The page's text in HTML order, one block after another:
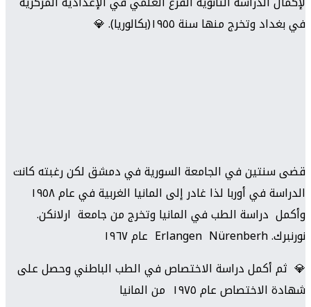
في بغداد وتخرج منها سنة ١٩٥٥(بكالوريا). 💎
قضى سنتين في الجامعة السورية في دمشق لكن رغبته كانت
وأكمل دراسة الطب في المانيا وتخرج من جامعة ارلانكن.
نورنبرك. Erlangen Nürenberh عام ١٩٦٧
💎 ثم أكمل دراسة الاختصاص في الطب الباطني وحصل على
شهادة الاختصاص عام ١٩٧٥ من المانيا